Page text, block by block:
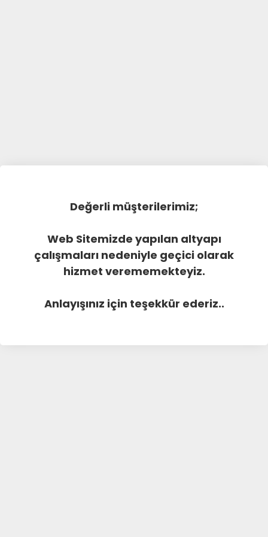
Değerli müşterilerimiz;
Web Sitemizde yapılan altyapı
çalışmaları nedeniyle geçici olarak
hizmet verememekteyiz.
Anlayışınız için teşekkür ederiz..